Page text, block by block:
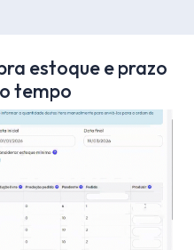
estoque e prazo
tempo